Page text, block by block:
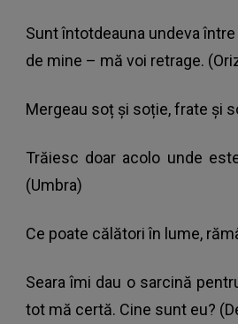
Sunt întotdeauna undeva
de mine – mă voi retrage.
Mergeau soț și soție, frate și
Trăiesc doar acolo unde
(Umbra)
Ce poate călători în lume,
Seara îmi dau o sarcină
tot mă certă. Cine sunt eu?